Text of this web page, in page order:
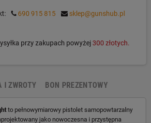
690 915 815 sklep@gunshub.pl
przy zakupach powyżej300 złotych.
I ZWROTY BON PREZENTOWY
to pełnowymiarowy pistolet samopowtarzalny
jako nowoczesna i przystępna